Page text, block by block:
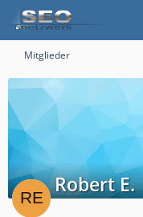
Mitglieder
Robert E.